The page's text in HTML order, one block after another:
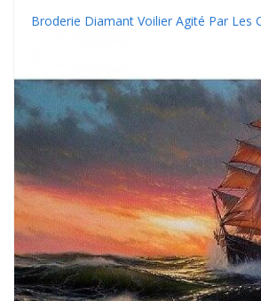
Broderie Diamant Voilier Agité Par Les